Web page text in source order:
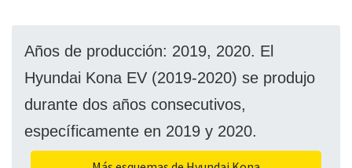
Años de producción: 2019, 2020. El
Hyundai Kona EV (2019-2020) se produjo
durante dos años consecutivos,
específicamente en 2019 y 2020.